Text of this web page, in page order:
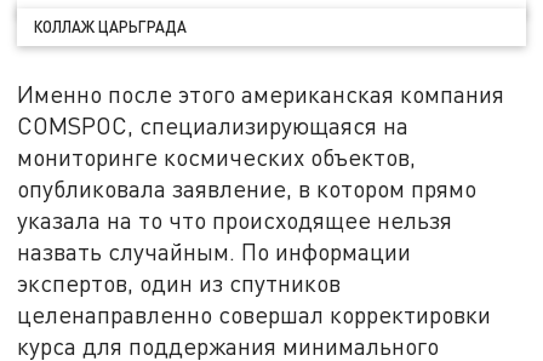
КОЛЛАЖ ЦАРЬГРАДА
Именно после этого американская компания
COMSPOC, специализирующаяся на
мониторинге космических объектов,
опубликовала заявление, в котором прямо
указала на то что происходящее нельзя
назвать случайным. По информации
экспертов, один из спутников
целенаправленно совершал корректировки
курса для поддержания минимального